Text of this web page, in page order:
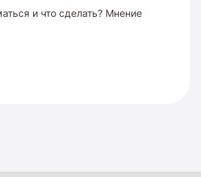
и что сделать? Мнение